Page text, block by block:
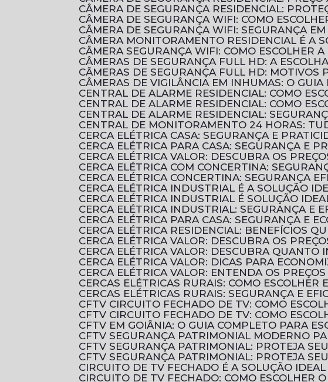
CÂMERA DE SEGURANÇA RESIDENCIAL:
CÂMERA DE SEGURANÇA WIFI: COMO
CÂMERA DE SEGURANÇA WIFI: SEGURANÇA
CÂMERA MONITORAMENTO RESIDENCIAL É A
CÂMERA SEGURANÇA WIFI: COMO ESCOLHER
CÂMERAS DE SEGURANÇA FULL HD: A
CÂMERAS DE SEGURANÇA FULL HD: MOTIVOS
CÂMERAS DE VIGILÂNCIA EM INHUMAS: O
CENTRAL DE ALARME RESIDENCIAL: COMO
CENTRAL DE ALARME RESIDENCIAL: COMO
CENTRAL DE ALARME RESIDENCIAL:
CENTRAL DE MONITORAMENTO 24 HORAS:
CERCA ELÉTRICA CASA: SEGURANÇA E
CERCA ELÉTRICA PARA CASA: SEGURANÇA E
CERCA ELÉTRICA VALOR: DESCUBRA OS
CERCA ELÉTRICA COM CONCERTINA:
CERCA ELÉTRICA CONCERTINA: SEGURANÇA
CERCA ELÉTRICA INDUSTRIAL É A SOLUÇÃO
CERCA ELÉTRICA INDUSTRIAL É SOLUÇÃO
CERCA ELÉTRICA INDUSTRIAL: SEGURANÇA E
CERCA ELÉTRICA PARA CASA: SEGURANÇA E
CERCA ELÉTRICA RESIDENCIAL: BENEFÍCIOS
CERCA ELÉTRICA VALOR: DESCUBRA OS
CERCA ELÉTRICA VALOR: DESCUBRA
CERCA ELÉTRICA VALOR: DICAS PARA
CERCA ELÉTRICA VALOR: ENTENDA OS
CERCAS ELÉTRICAS RURAIS: COMO
CERCAS ELÉTRICAS RURAIS: SEGURANÇA E
CFTV CIRCUITO FECHADO DE TV: COMO
CFTV CIRCUITO FECHADO DE TV: COMO
CFTV EM GOIÂNIA: O GUIA COMPLETO PARA
CFTV SEGURANÇA PATRIMONIAL MODERNO
CFTV SEGURANÇA PATRIMONIAL: PROTEJA
CFTV SEGURANÇA PATRIMONIAL: PROTEJA
CIRCUITO DE TV FECHADO É A SOLUÇÃO
CIRCUITO DE TV FECHADO: COMO ESCOLHER